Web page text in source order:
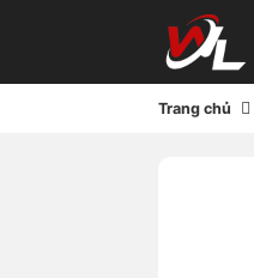
Trang chủ